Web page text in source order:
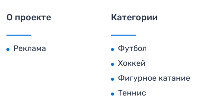
О проекте
Реклама
Категории
Футбол
Хоккей
Фигурное катание
Теннис